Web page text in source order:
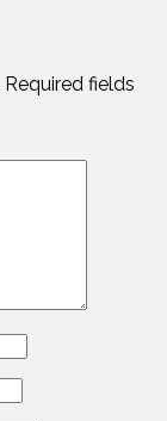
Required fields